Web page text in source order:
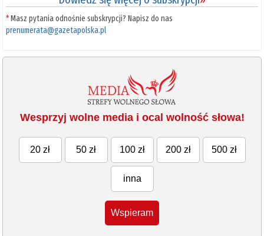
*Masz pytania odnośnie subskrypcji? Napisz do nas
prenumerata@gazetapolska.pl
Wesprzyj wolne media i ocal wolność słowa!
20 zł 50 zł 100 zł 200 zł 500 zł
inna
Wspieram